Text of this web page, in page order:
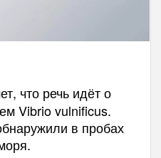
что речь идёт о
Vibrio vulnificus.
в пробах